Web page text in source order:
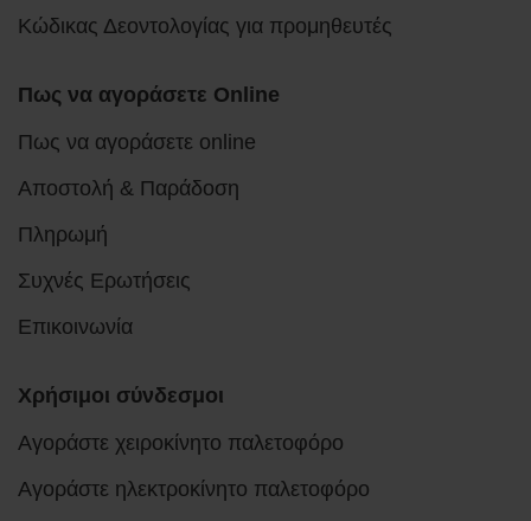
Κώδικας Δεοντολογίας για προμηθευτές
Πως να αγοράσετε Online
Πως να αγοράσετε online
Αποστολή & Παράδοση
Πληρωμή
Συχνές Ερωτήσεις
Επικοινωνία
Χρήσιμοι σύνδεσμοι
Αγοράστε χειροκίνητο παλετοφόρο
Αγοράστε ηλεκτροκίνητο παλετοφόρο